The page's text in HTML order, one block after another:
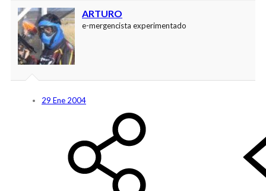
ARTURO
e-mergencista experimentado
29 Ene 2004